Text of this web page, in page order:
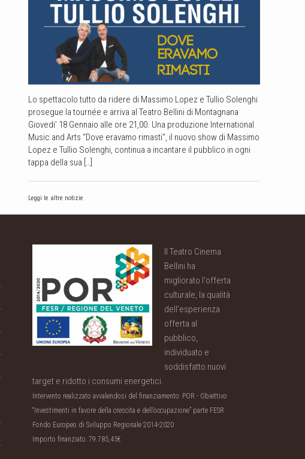
Lo spettacolo tutto da ridere di Massimo Lopez e Tullio Solenghi
prosegue la tournée e arriva al Teatro Bellini di Montagnana
Giovedi’ 18 Gennaio alle ore 21,00. Una produzione International
Music and Arts “Dove eravamo rimasti”, il nuovo show di Massimo
Lopez e Tullio Solenghi, continua a incantare il pubblico in ogni
tappa della sua […]
Leggi le altre notizie
Il Teatro Cinema
Bellini ha
migliorato l'offerta
culturale, la qualità
dell'esperienza
offerta al
pubblico,
individuato e
soddisfatto nuovi
target e ridotto i consumi energetici.
Intervento realizzato avvalendosi del finanziamento: POR - Obiettivo
“Investimenti in favore della crescita e dell’occupazione” parte FESR
Fondo Europeo di Sviluppo Regionale 2014-2020
Importo finanziato: 79.785,45€